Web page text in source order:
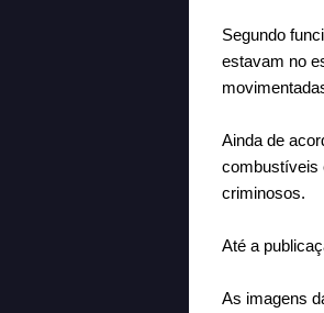
Segundo
estavam no
Ainda de
combustíveis
criminosos.
Até a
As imagens